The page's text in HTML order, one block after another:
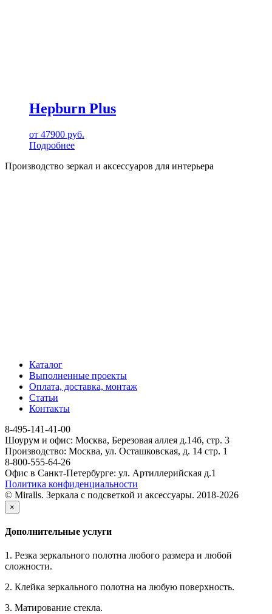
Hepburn Plus
от 47900 руб.
Подробнее
Производство зеркал и аксессуаров для интерьера
Каталог
Выполненные проекты
Оплата, доставка, монтаж
Статьи
Контакты
8-495-141-41-00
Шоурум и офис: Москва, Березовая аллея д.14б, стр. 3
Производство: Москва, ул. Осташковская, д. 14 стр. 1
8-800-555-64-26
Офис в Санкт-Петербурге: ул. Артиллерийская д.1
Политика конфиденциальности
© Miralls. Зеркала с подсветкой и аксессуары. 2018-2026
×
Дополнительные услуги
1. Резка зеркального полотна любого размера и любой
сложности.
2. Клейка зеркального полотна на любую поверхность.
3. Матирование стекла.